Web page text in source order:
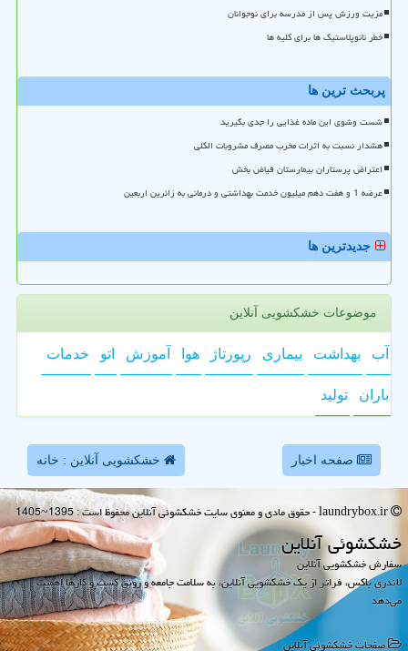
مزیت ورزش پس از مدرسه برای نوجوانان
خطر نانوپلاستیک ها برای کلیه ها
پربحث ترین ها
شست وشوی این ماده غذایی را جدی بگیرید
هشدار نسبت به اثرات مخرب مصرف مشروبات الکلی
اعتراض پرستاران بیمارستان فیاض بخش
عرضه 1 و هفت دهم میلیون خدمت بهداشتی و درمانی به زائرین اربعین
جدیدترین ها
موضوعات خشکشویی آنلاین
آب بهداشت بیماری رپورتاژ هوا آموزش اتو خدمات
باران تولید
صفحه اخبار خشکشویی آنلاین : خانه
خشكشوئی آنلاین
سفارش خشکشویی آنلاین
لاندری باکس، فراتر از یک خشکشویی آنلاین، به سلامت جامعه و رونق کسب و کارها اهمیت
می‌دهد
صفحات خشكشوئی آنلاین